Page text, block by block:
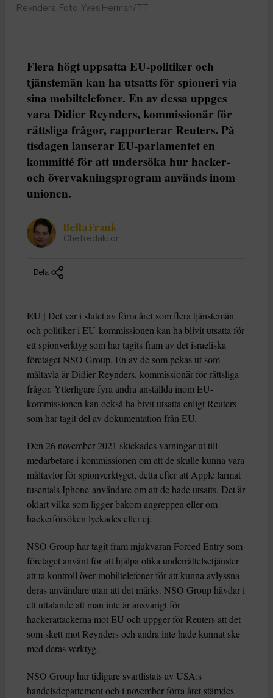
Reynders. Foto: Yves Herman/TT
Flera högt uppsatta EU-politiker och
tjänstemän kan ha utsatts för spioneri via
sina mobiltelefoner. En av dessa uppges
vara Didier Reynders, kommissionär för
rättsliga frågor, rapporterar Reuters. På
tisdagen lanserar EU-parlamentet en
kommitté för att undersöka hur hacker-
och övervakningsprogram används inom
unionen.
Bella Frank
Chefredaktör
Dela
EU | Det var i slutet av förra året som flera tjänstemän
och politiker i EU-kommissionen kan ha blivit utsatta för
ett spionverktyg som har tagits fram av det israeliska
företaget NSO Group. En av de som pekas ut som
måltavla är Didier Reynders, kommissionär för rättsliga
frågor. Ytterligare fyra andra anställda inom EU-
kommissionen kan också ha bivit utsatta enligt Reuters
som har tagit del av dokumentation från EU.
Den 26 november 2021 skickades varningar ut till
medarbetare i kommissionen om att de skulle kunna vara
måltavlor för spionverktyget, detta efter att Apple larmat
tusentals Iphone-användare om att de hade utsatts. Det är
oklart vilka som ligger bakom angreppen eller om
hackerförsöken lyckades eller ej.
NSO Group har tagit fram mjukvaran Forced Entry som
företaget använt för att hjälpa olika underrättelsetjänster
att ta kontroll över mobiltelefoner för att kunna avlyssna
deras användare utan att det märks. NSO Group hävdar i
ett uttalande att man inte är ansvarigt för
hackerattackerna mot EU och uppger för Reuters att det
som skett mot Reynders och andra inte hade kunnat ske
med deras verktyg.
NSO Group har tidigare svartlistats av USA:s
handelsdepartement och i november förra året stämdes